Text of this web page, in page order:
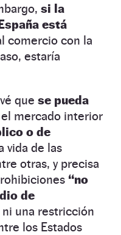
si la
está
comercio con la
estaría
que se pueda
mercado interior
o de
vida de las
otras, y precisa
“no
de
ni una restricción
los Estados